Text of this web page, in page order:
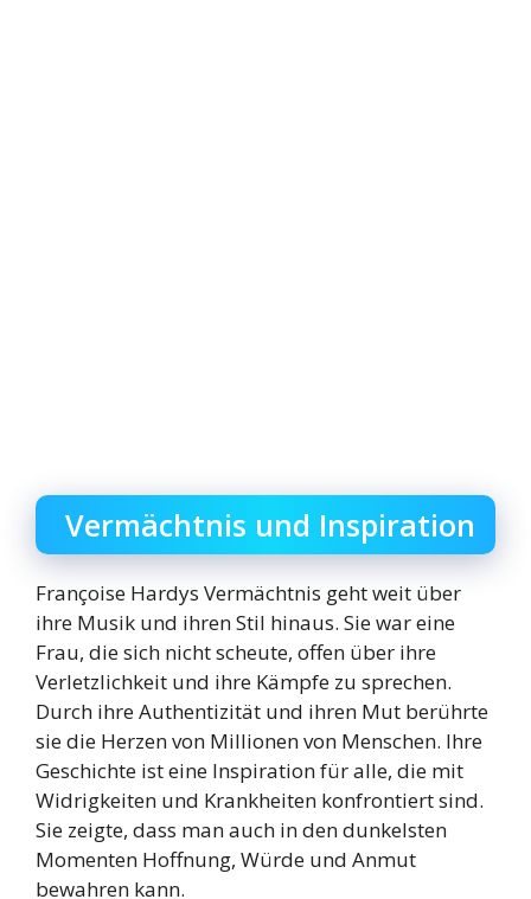
Vermächtnis und Inspiration
Françoise Hardys Vermächtnis geht weit über
ihre Musik und ihren Stil hinaus. Sie war eine
Frau, die sich nicht scheute, offen über ihre
Verletzlichkeit und ihre Kämpfe zu sprechen.
Durch ihre Authentizität und ihren Mut berührte
sie die Herzen von Millionen von Menschen. Ihre
Geschichte ist eine Inspiration für alle, die mit
Widrigkeiten und Krankheiten konfrontiert sind.
Sie zeigte, dass man auch in den dunkelsten
Momenten Hoffnung, Würde und Anmut
bewahren kann.